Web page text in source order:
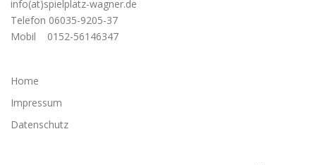
info(at)spielplatz-wagner.de
Telefon 06035-9205-37
Mobil 0152-56146347
Home
Impressum
Datenschutz